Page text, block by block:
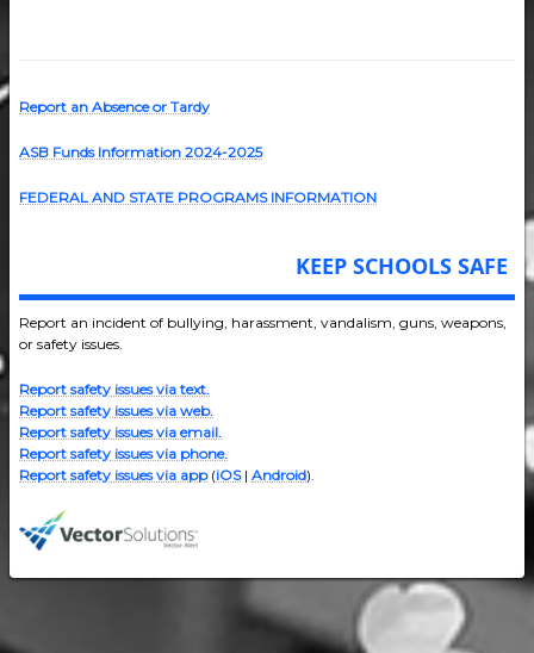
Report an Absence or Tardy
ASB Funds Information 2024-2025
FEDERAL AND STATE PROGRAMS INFORMATION
KEEP SCHOOLS SAFE
Report an incident of bullying, harassment, vandalism, guns, weapons,
or safety issues.
Report safety issues via text.
Report safety issues via web.
Report safety issues via email.
Report safety issues via phone.
Report safety issues via app(iOS| Android).